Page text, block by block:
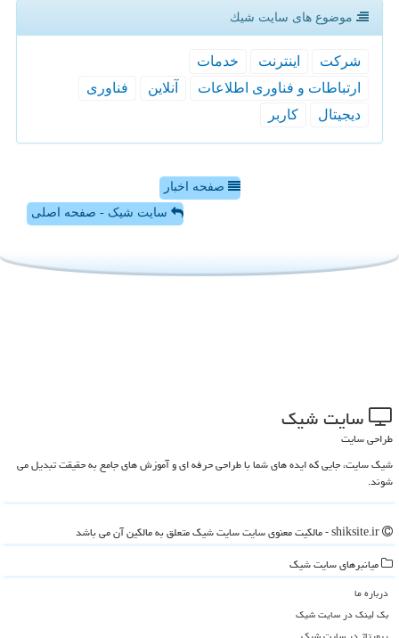
موضوع های سایت شیك
شركت اینترنت
خدمات
ارتباطات و فناوری اطلاعات
آنلاین
فناوری
دیجیتال
كاربر
صفحه اخبار
سایت شیک - صفحه اصلی
سایت شیك
طراحی سایت
شیک سایت، جایی که ایده های شما با طراحی حرفه ای و آموزش های جامع به حقیقت تبدیل می
شوند.
میانبرهای سایت شیك
درباره ما
بک لینک در سایت شیك